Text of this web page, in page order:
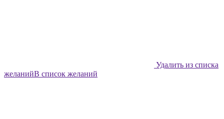
Удалить из списка
желанийВ список желаний